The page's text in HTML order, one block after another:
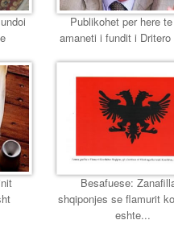
Publikohet per here
amaneti i fundit i Dritero
Besafuese:
shqiponjes se flamurit
eshte...